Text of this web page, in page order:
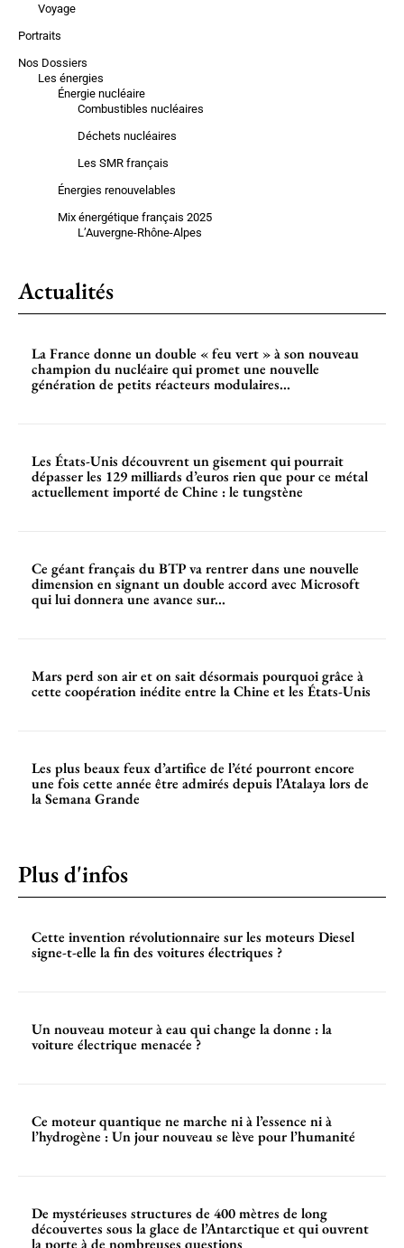
Voyage
Portraits
Nos Dossiers
Les énergies
Énergie nucléaire
Combustibles nucléaires
Déchets nucléaires
Les SMR français
Énergies renouvelables
Mix énergétique français 2025
L’Auvergne-Rhône-Alpes
Actualités
La France donne un double « feu vert » à son nouveau
champion du nucléaire qui promet une nouvelle
génération de petits réacteurs modulaires...
Les États-Unis découvrent un gisement qui pourrait
dépasser les 129 milliards d’euros rien que pour ce métal
actuellement importé de Chine : le tungstène
Ce géant français du BTP va rentrer dans une nouvelle
dimension en signant un double accord avec Microsoft
qui lui donnera une avance sur...
Mars perd son air et on sait désormais pourquoi grâce à
cette coopération inédite entre la Chine et les États-Unis
Les plus beaux feux d’artifice de l’été pourront encore
une fois cette année être admirés depuis l’Atalaya lors de
la Semana Grande
Plus d'infos
Cette invention révolutionnaire sur les moteurs Diesel
signe-t-elle la fin des voitures électriques ?
Un nouveau moteur à eau qui change la donne : la
voiture électrique menacée ?
Ce moteur quantique ne marche ni à l’essence ni à
l’hydrogène : Un jour nouveau se lève pour l’humanité
De mystérieuses structures de 400 mètres de long
découvertes sous la glace de l’Antarctique et qui ouvrent
la porte à de nombreuses questions